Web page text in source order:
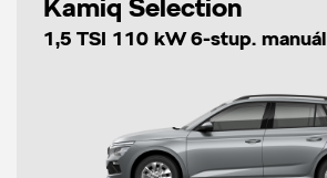
Kamiq Selection
1,5 TSI 110 kW 6-stup. manuál